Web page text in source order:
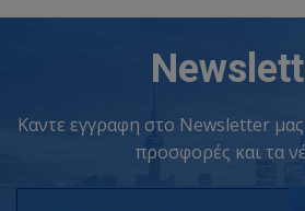
Καντε εγγραφη στο Newsletter μας
προσφορές και τα